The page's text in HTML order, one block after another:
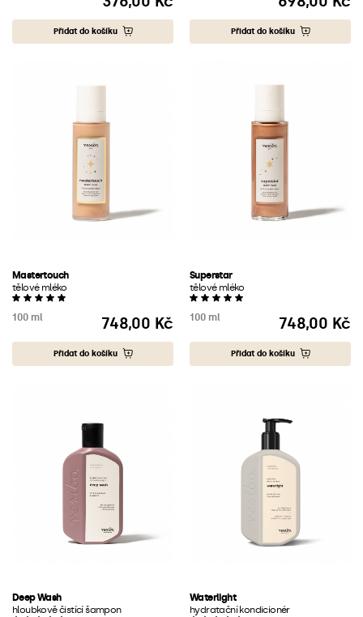
Přidat do košíku Přidat do košíku
Mastertouch
tělové mléko
100 ml
Cena
748,00 Kč
Přidat do košíku
Superstar
tělové mléko
100 ml
Cena
748,00 Kč
Přidat do košíku
Deep Wash
hloubkově čistící šampon
Waterlight
hydratační kondicionér